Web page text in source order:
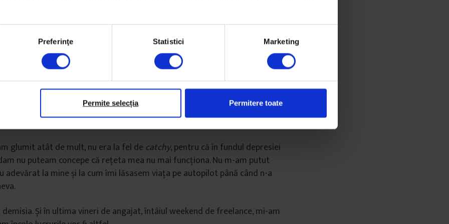
Preferinţe Statistici Marketing
Permite selecția Permitere toate
să ies în oraș, nu prea mă mai vedeam cu prietenul meu, nu prea mai
chiar și în momentul în care plângeam din nou la vreo două ore după
ăla gri-albăstrui din cabinetul dentistului și gagică-miu îmi zicea „nu
așa, trebuie să te oprești”, iar eu abia atunci am luat în calcul pentru
că mă pot opri.
altfel. Că pot să-mi dau demisia, că pot să iau mai puține proiecte.
glumit atât de mult, nu era la fel de catchy, pentru că în fundul depresiei
nu puteam concepe că rețeta mea nu mai funcționa. Nu m-am putut
adevărat la mine și la cum îmi lăsasem viața pe autopilot până când n-a
Și în ultima vineri de angajat, întâiul weekend de freelance, mi-am